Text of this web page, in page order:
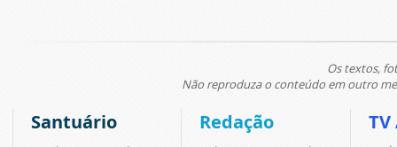
Os textos,
Não reproduza o conteúdo em outro
Santuário Redação